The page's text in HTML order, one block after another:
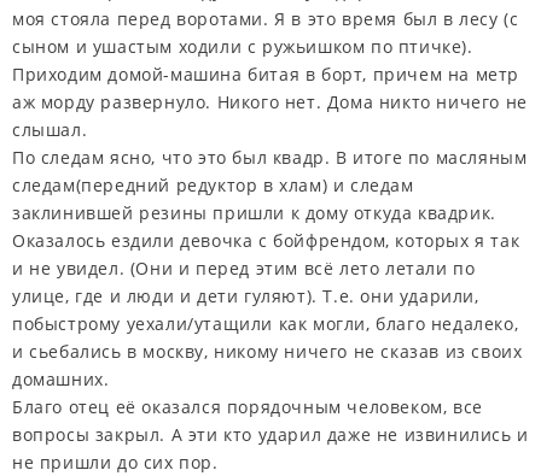
моя стояла перед воротами. Я в это время был в лесу (c
сыном и ушастым ходили с ружьишком по птичке).
Приходим домой-машина битая в борт, причем на метр
аж морду развернуло. Никого нет. Дома никто ничего не
слышал.
По следам ясно, что это был квадр. В итоге по масляным
следам(передний редуктор в хлам) и следам
заклинившей резины пришли к дому откуда квадрик.
Оказалось ездили девочка с бойфрендом, которых я так
и не увидел. (Они и перед этим всё лето летали по
улице, где и люди и дети гуляют). Т.е. они ударили,
побыстрому уехали/утащили как могли, благо недалеко,
и сьебались в москву, никому ничего не сказав из своих
домашних.
Благо отец её оказался порядочным человеком, все
вопросы закрыл. А эти кто ударил даже не извинились и
не пришли до сих пор.